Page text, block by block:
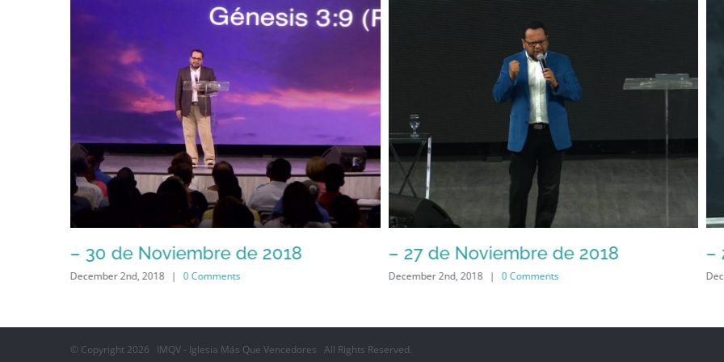
– 30 de Noviembre de 2018
December 2nd, 2018 | 0 Comments
– 27 de Noviembre de 2018
December 2nd, 2018 | 0 Comments
–
© Copyright 2026 IMQV - Iglesia Más Que Vencedores All Rights Reserved.